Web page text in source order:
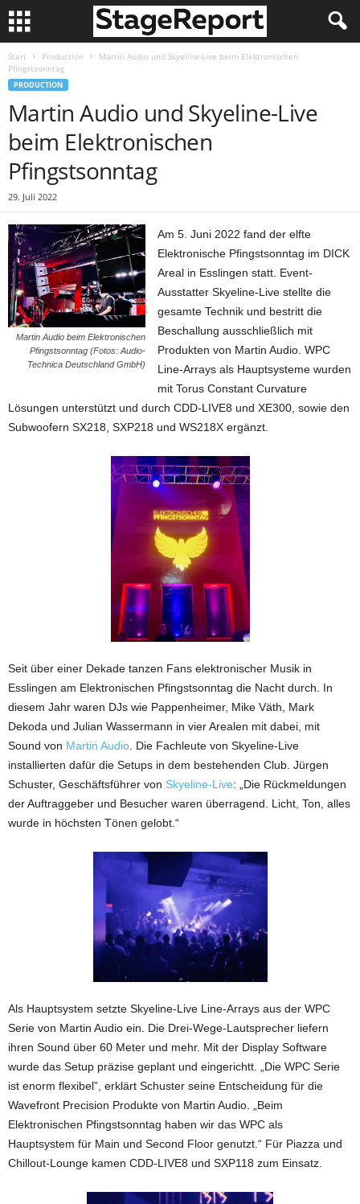
Start Production
Martin Audio und Skyeline-Live beim Elektronischen
Pfingstsonntag
PRODUCTION
Martin Audio und Skyeline-Live
beim Elektronischen
Pfingstsonntag
29. Juli 2022
Martin Audio beim Elektronischen
Pfingstsonntag (Fotos: Audio-
Technica Deutschland GmbH)
Am 5. Juni 2022 fand der elfte
Elektronische Pfingstsonntag im DICK
Areal in Esslingen statt. Event-
Ausstatter Skyeline-Live stellte die
gesamte Technik und bestritt die
Beschallung ausschließlich mit
Produkten von Martin Audio. WPC
Line-Arrays als Hauptsysteme wurden
mit Torus Constant Curvature
Lösungen unterstützt und durch CDD-LIVE8 und XE300, sowie den
Subwoofern SX218, SXP218 und WS218X ergänzt.
Seit über einer Dekade tanzen Fans elektronischer Musik in
Esslingen am Elektronischen Pfingstsonntag die Nacht durch. In
diesem Jahr waren DJs wie Pappenheimer, Mike Väth, Mark
Dekoda und Julian Wassermann in vier Arealen mit dabei, mit
Sound von Martin Audio . Die Fachleute von Skyeline-Live
installierten dafür die Setups in dem bestehenden Club. Jürgen
Schuster, Geschäftsführer von Skyeline-Live: „Die Rückmeldungen
der Auftraggeber und Besucher waren überragend. Licht, Ton, alles
wurde in höchsten Tönen gelobt.“
Als Hauptsystem setzte Skyeline-Live Line-Arrays aus der WPC
Serie von Martin Audio ein. Die Drei-Wege-Lautsprecher liefern
ihren Sound über 60 Meter und mehr. Mit der Display Software
wurde das Setup präzise geplant und eingerichtt. „Die WPC Serie
ist enorm flexibel”, erklärt Schuster seine Entscheidung für die
Wavefront Precision Produkte von Martin Audio. „Beim
Elektronischen Pfingstsonntag haben wir das WPC als
Hauptsystem für Main und Second Floor genutzt.“ Für Piazza und
Chillout-Lounge kamen CDD-LIVE8 und SXP118 zum Einsatz.